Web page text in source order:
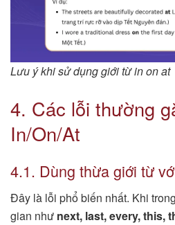
Lưu ý khi sử dụng giới từ in on at
4. Các lỗi thường
In/On/At
4.1. Dùng thừa giới từ
Đây là lỗi phổ biến nhất. Khi
gian như next, last, every, this,